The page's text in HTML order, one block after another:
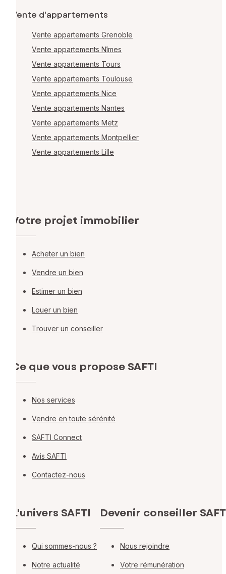
Vente d'appartements
Vente appartements Grenoble
Vente appartements Nîmes
Vente appartements Tours
Vente appartements Toulouse
Vente appartements Nice
Vente appartements Nantes
Vente appartements Metz
Vente appartements Montpellier
Vente appartements Lille
Votre projet immobilier
Acheter un bien
Vendre un bien
Estimer un bien
Louer un bien
Trouver un conseiller
Ce que vous propose SAFTI
Nos services
Vendre en toute sérénité
SAFTI Connect
Avis SAFTI
Contactez-nous
L'univers SAFTI
Qui sommes-nous ?
Notre actualité
Devenir conseiller
Nous rejoindre
Votre rémunération